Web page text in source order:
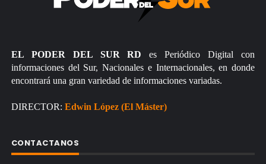
EL PODER DEL SUR RD es Periódico Digital con
informaciones del Sur, Nacionales e Internacionales, en donde
encontrará una gran variedad de informaciones variadas.
DIRECTOR: Edwin López (El Máster)
CONTACTANOS